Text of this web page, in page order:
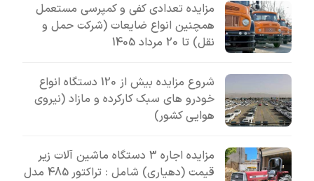
مزایده تعدادی کفی و کمپرسی مستعمل
همچنین انواع ضایعات (شرکت حمل و
نقل) تا 20 مرداد 1405
شروع مزایده بیش از 120 دستگاه انواع
خودرو های سبک کارکرده و مازاد (نیروی
هوایی کشور)
مزایده اجاره 3 دستگاه ماشین آلات زیر
قیمت (دهیاری) شامل : تراکتور 485 مدل